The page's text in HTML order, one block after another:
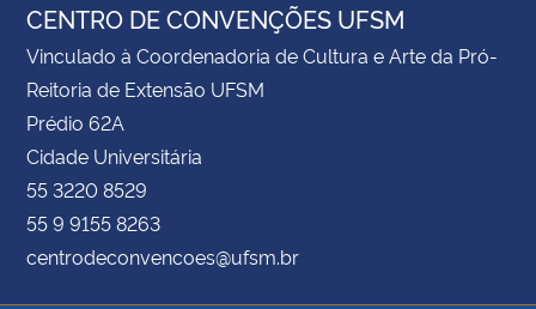
CENTRO DE CONVENÇÕES UFSM
Vinculado à Coordenadoria de Cultura e Arte da Pró-
Reitoria de Extensão UFSM
Prédio 62A
Cidade Universitária
55 3220 8529
55 9 9155 8263
centrodeconvencoes@ufsm.br